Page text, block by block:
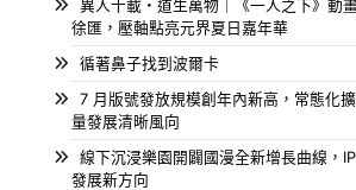
異人十載・道生萬物｜《一人之下》動
徐匯，壓軸點亮元界夏日嘉年華
循著鼻子找到波爾卡
7 月版號發放規模創年內新高，常態化
量發展清晰風向
線下沉浸樂園開闢國漫全新增長曲線，
發展新方向